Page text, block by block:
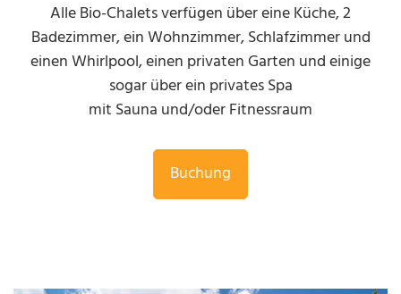
Alle Bio-Chalets verfügen über eine Küche, 2
Badezimmer, ein Wohnzimmer, Schlafzimmer und
einen Whirlpool, einen privaten Garten und einige
sogar über ein privates Spa
mit Sauna und/oder Fitnessraum
Buchung